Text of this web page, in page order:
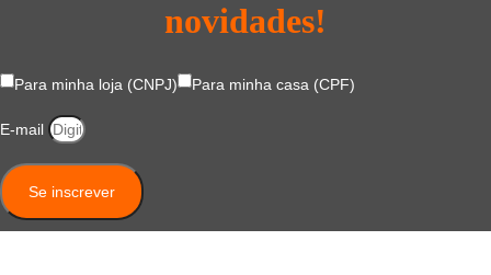
novidades!
Para minha loja (CNPJ) Para minha casa (CPF)
E-mail
Se inscrever